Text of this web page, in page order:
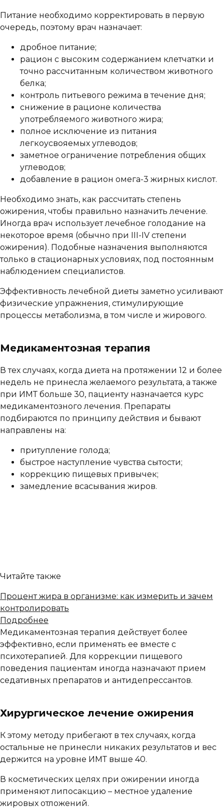
Питание необходимо корректировать в первую
очередь, поэтому врач назначает:
дробное питание;
рацион с высоким содержанием клетчатки и
точно рассчитанным количеством животного
белка;
контроль питьевого режима в течение дня;
снижение в рационе количества
употребляемого животного жира;
полное исключение из питания
легкоусвояемых углеводов;
заметное ограничение потребления общих
углеводов;
добавление в рацион омега-3 жирных кислот.
Необходимо знать, как рассчитать степень
ожирения, чтобы правильно назначить лечение.
Иногда врач использует лечебное голодание на
некоторое время (обычно при III-IV степени
ожирения). Подобные назначения выполняются
только в стационарных условиях, под постоянным
наблюдением специалистов.
Эффективность лечебной диеты заметно усиливают
физические упражнения, стимулирующие
процессы метаболизма, в том числе и жирового.
Медикаментозная терапия
В тех случаях, когда диета на протяжении 12 и более
недель не принесла желаемого результата, а также
при ИМТ больше 30, пациенту назначается курс
медикаментозного лечения. Препараты
подбираются по принципу действия и бывают
направлены на:
притупление голода;
быстрое наступление чувства сытости;
коррекцию пищевых привычек;
замедление всасывания жиров.
Читайте также
Процент жира в организме: как измерить и зачем
контролировать
Подробнее
Медикаментозная терапия действует более
эффективно, если применять ее вместе с
психотерапией. Для коррекции пищевого
поведения пациентам иногда назначают прием
седативных препаратов и антидепрессантов.
Хирургическое лечение ожирения
К этому методу прибегают в тех случаях, когда
остальные не принесли никаких результатов и вес
держится на уровне ИМТ выше 40.
В косметических целях при ожирении иногда
применяют липосакцию – местное удаление
жировых отложений.